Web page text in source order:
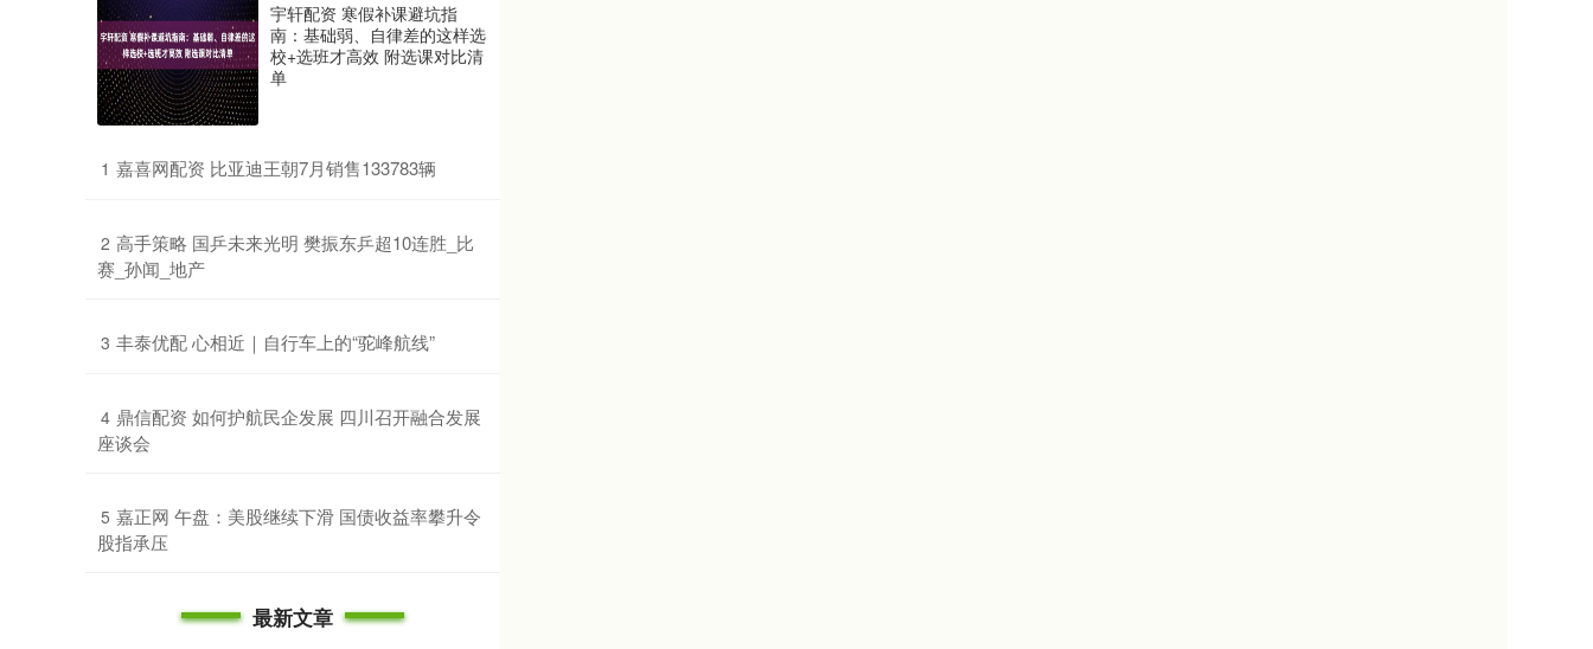
宇轩配资 寒假补课避坑指
南：基础弱、自律差的这样选
校+选班才高效 附选课对比清
单
1 ​嘉喜网配资 比亚迪王朝7月销售133783辆
2 ​高手策略 国乒未来光明 樊振东乒超10连胜_比
赛_孙闻_地产
3 ​丰泰优配 心相近｜自行车上的“驼峰航线”
4 ​鼎信配资 如何护航民企发展 四川召开融合发展
座谈会
5 ​嘉正网 午盘：美股继续下滑 国债收益率攀升令
股指承压
最新文章